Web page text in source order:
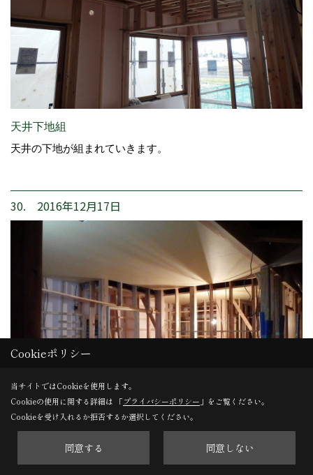
天井下地組
天井の下地が組まれていきます。
30. 2016年12月17日
Cookieポリシー
当サイトではCookieを使用します。
Cookieの使用に関する詳細は 「プライバシーポリシー 」をご覧ください。
Cookieを受け入れるか拒否するか選択してください。
同意する 同意しない